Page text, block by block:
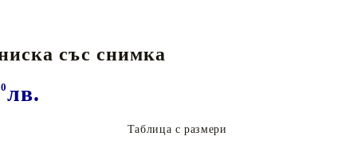
СУИЧЪР ПО ПОРЪЧКА
Star Wars Подаръци
със снимка
лв.
Таблица с размери